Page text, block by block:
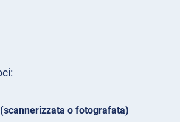
o fotografata)